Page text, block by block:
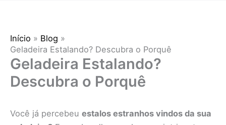
Início
Blog
Geladeira Estalando? Descubra o Porquê
Geladeira Estalando?
Descubra o Porquê
Você já percebeu estalos estranhos vindos da sua